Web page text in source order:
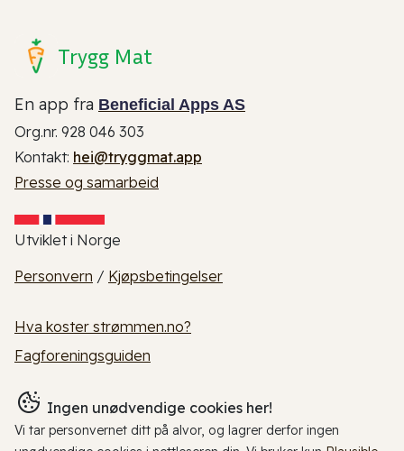
Trygg Mat
En app fra Beneficial Apps AS
Org.nr. 928 046 303
Kontakt: hei@tryggmat.app
Presse og samarbeid
Utviklet i Norge
Personvern / Kjøpsbetingelser
Hva koster strømmen.no?
Fagforeningsguiden
Ingen unødvendige cookies her!
Vi tar personvernet ditt på alvor, og lagrer derfor ingen